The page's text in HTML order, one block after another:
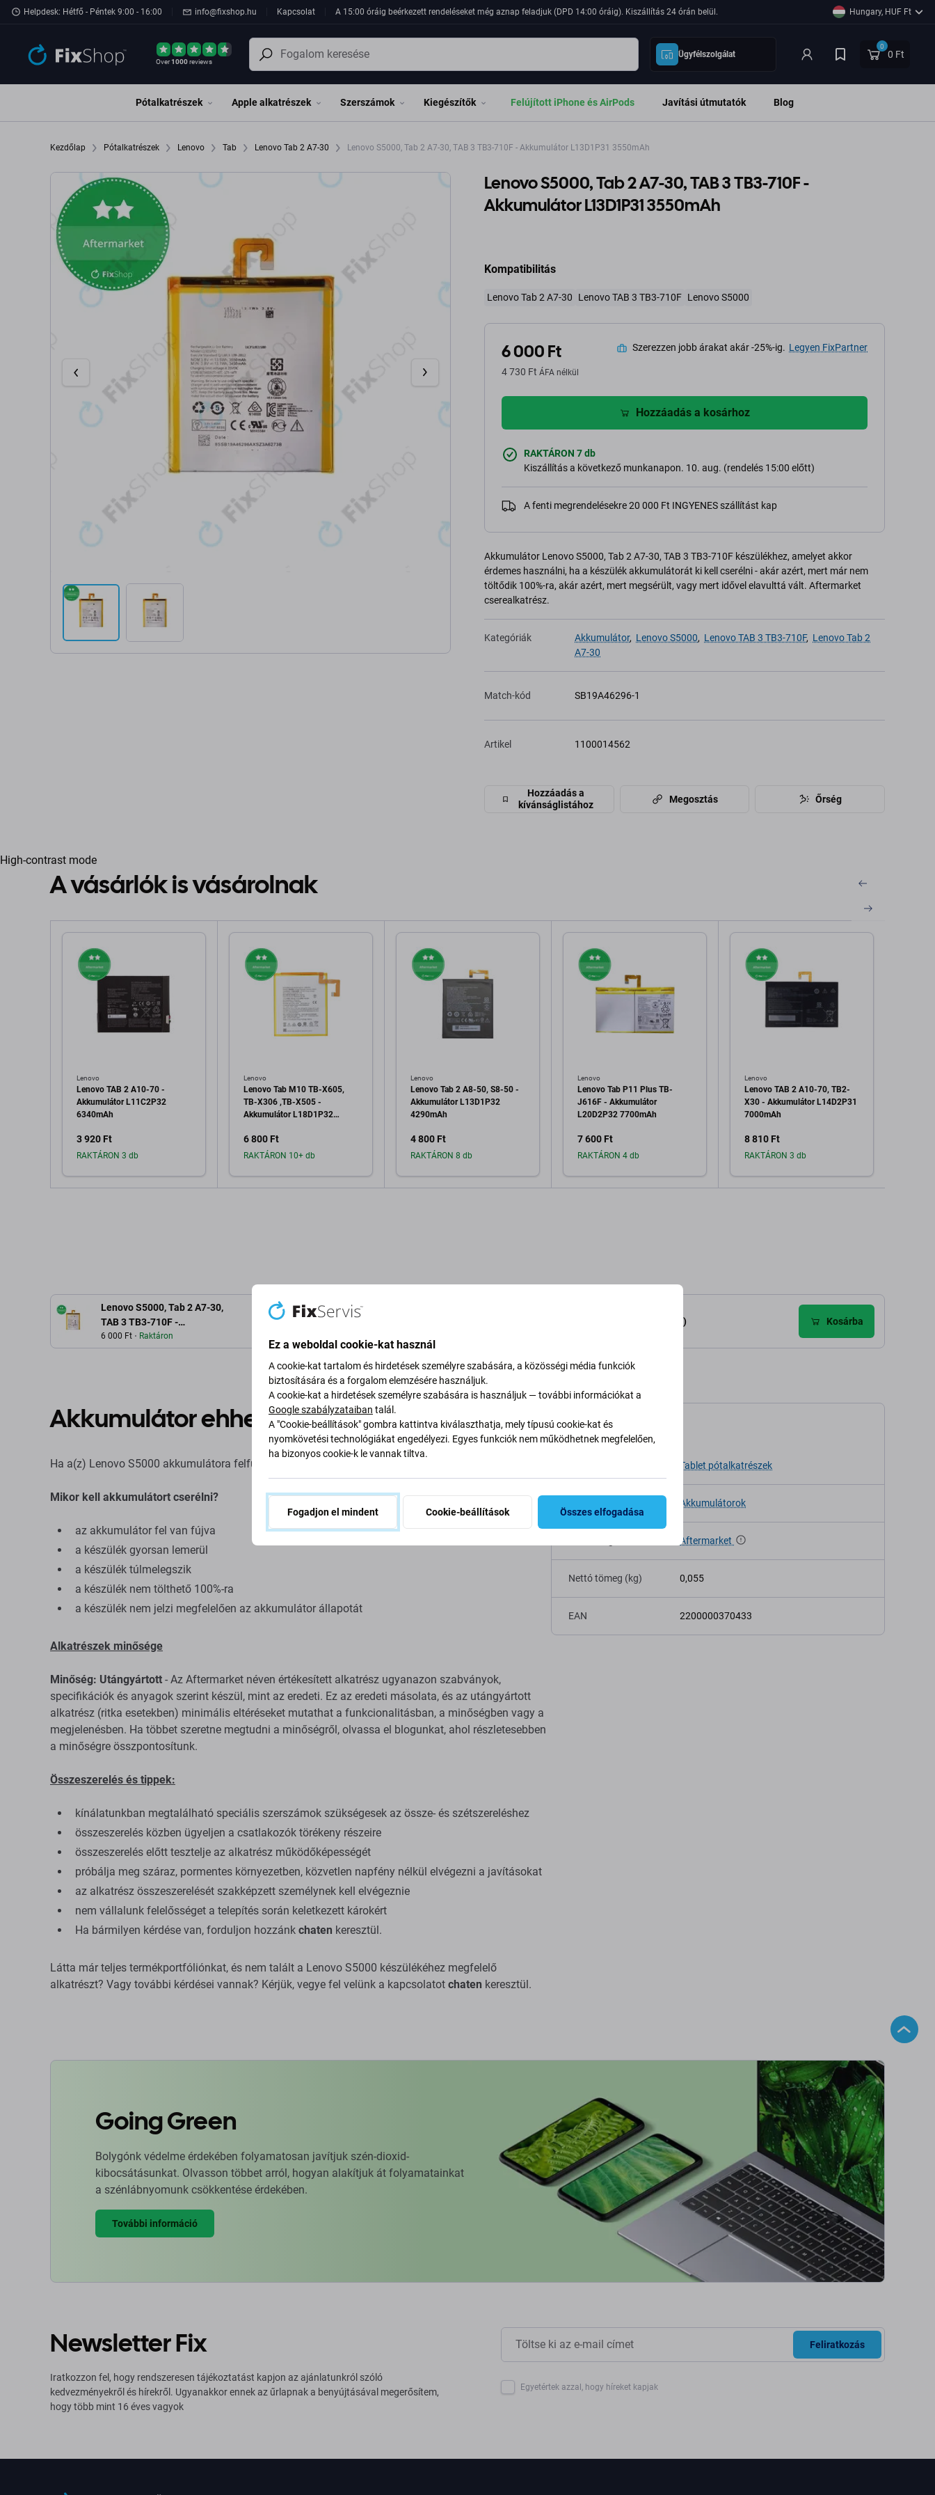
Ugrás az oldal fő részéhez
Helpdesk: Hétfő - Péntek 9:00 - 16:00 info@fixshop.hu Kapcsolat A 15:00 óráig beérkezett rendeléseket még aznap feladjuk (DPD 14:00 óráig). Kiszállítás 24 órán belül. Hungary, HUF Ft
Over1000reviews
Ügyfélszolgálat
0
0 Ft
Pótalkatrészek Apple alkatrészek Szerszámok Kiegészítők Felújított iPhone és AirPods Javítási útmutatók Blog
Kezdőlap Pótalkatrészek Lenovo Tab Lenovo Tab 2 A7-30 Lenovo S5000, Tab 2 A7-30, TAB 3 TB3-710F - Akkumulátor L13D1P31 3550mAh
Lenovo S5000, Tab 2 A7-30, TAB 3 TB3-710F -
Akkumulátor L13D1P31 3550mAh
Kompatibilitás
Lenovo Tab 2 A7-30 Lenovo TAB 3 TB3-710F Lenovo S5000
6 000 Ft
4 730 Ft ÁFA nélkül
Szerezzen jobb árakat akár -25%-ig. Legyen FixPartner
Hozzáadás a kosárhoz
RAKTÁRON 7 db
Kiszállítás a következő munkanapon. 10. aug. (rendelés 15:00 előtt)
A fenti megrendelésekre 20 000 Ft INGYENES szállítást kap
Akkumulátor Lenovo S5000, Tab 2 A7-30, TAB 3 TB3-710F készülékhez, amelyet akkor
érdemes használni, ha a készülék akkumulátorát ki kell cserélni - akár azért, mert már nem
töltődik 100%-ra, akár azért, mert megsérült, vagy mert idővel elavulttá vált. Aftermarket
cserealkatrész.
Kategóriák Akkumulátor, Lenovo S5000, Lenovo TAB 3 TB3-710F, Lenovo Tab 2
A7-30
Match-kód SB19A46296-1
Artikel 1100014562
Hozzáadás a
kívánságlistához
Megosztás Őrség
High-contrast mode
A vásárlók is vásárolnak
Lenovo
Lenovo TAB 2 A10-70 -
Akkumulátor L11C2P32
6340mAh
3 920 Ft
RAKTÁRON 3 db
Lenovo
Lenovo Tab M10 TB-X605,
TB-X306 ,TB-X505 -
Akkumulátor L18D1P32
6 800 Ft
RAKTÁRON 10+ db
Lenovo
Lenovo Tab 2 A8-50, S8-50 -
Akkumulátor L13D1P32
4290mAh
4 800 Ft
RAKTÁRON 8 db
Lenovo
Lenovo Tab P11 Plus TB-
J616F - Akkumulátor
L20D2P32 7700mAh
7 600 Ft
RAKTÁRON 4 db
Lenovo
Lenovo TAB 2 A10-70, TB2-
X30 - Akkumulátor L14D2P31
7000mAh
8 810 Ft
RAKTÁRON 3 db
Lenovo S5000, Tab 2 A7-30,
TAB 3 TB3-710F -
Akkumulátor L13D1P31
3550mAh
6 000 Ft Raktáron
Leírás és specifikáció Vélemények (6) Kosárba
Akkumulátor ehhez: Lenovo S5000
Ha a(z) Lenovo S5000 akkumulátora felfújt vagy elvesztette a kapacitását, ki kell cserélni.
Mikor kell akkumulátort cserélni?
az akkumulátor fel van fújva
a készülék gyorsan lemerül
a készülék túlmelegszik
a készülék nem tölthető 100%-ra
a készülék nem jelzi megfelelően az akkumulátor állapotát
Alkatrészek minősége
Minőség: Utángyártott - Az Aftermarket néven értékesített alkatrész ugyanazon szabványok,
specifikációk és anyagok szerint készül, mint az eredeti. Ez az eredeti másolata, és az utángyártott
alkatrész (ritka esetekben) minimális eltéréseket mutathat a funkcionalitásban, a minőségben vagy a
megjelenésben. Ha többet szeretne megtudni a minőségről, olvassa el blogunkat, ahol részletesebben
a minőségre összpontosítunk.
Összeszerelés és tippek:
kínálatunkban megtalálható speciális szerszámok szükségesek az össze- és szétszereléshez
összeszerelés közben ügyeljen a csatlakozók törékeny részeire
összeszerelés előtt tesztelje az alkatrész működőképességét
próbálja meg száraz, pormentes környezetben, közvetlen napfény nélkül elvégezni a javításokat
az alkatrész összeszerelését szakképzett személynek kell elvégeznie
nem vállalunk felelősséget a telepítés során keletkezett károkért
Ha bármilyen kérdése van, forduljon hozzánk chaten keresztül.
Látta már teljes termékportfóliónkat, és nem talált a Lenovo S5000 készülékéhez megfelelő
alkatrészt? Vagy további kérdései vannak? Kérjük, vegye fel velünk a kapcsolatot chaten keresztül.
Specifikáció
Tablet pótalkatrészek
Akkumulátorok
Aftermarket
Nettó tömeg (kg) 0,055
EAN 2200000370433
Going Green
Bolygónk védelme érdekében folyamatosan javítjuk szén-dioxid-
kibocsátásunkat. Olvasson többet arról, hogyan alakítjuk át folyamatainkat
a szénlábnyomunk csökkentése érdekében.
További információ
Newsletter Fix
Iratkozzon fel, hogy rendszeresen tájékoztatást kapjon az ajánlatunkról szóló
kedvezményekről és hírekről. Ugyanakkor ennek az űrlapnak a benyújtásával megerősítem,
hogy több mint 16 éves vagyok
Feliratkozás
Egyetértek azzal, hogy híreket kapjak
Ez a weboldal cookie-kat használ
A cookie-kat tartalom és hirdetések személyre szabására, a közösségi média funkciók
biztosítására és a forgalom elemzésére használjuk.
A cookie-kat a hirdetések személyre szabására is használjuk — további információkat a
Google szabályzataiban talál.
A "Cookie-beállítások" gombra kattintva kiválaszthatja, mely típusú cookie-kat és
nyomkövetési technológiákat engedélyezi. Egyes funkciók nem működhetnek megfelelően,
ha bizonyos cookie-k le vannak tiltva.
Fogadjon el mindent Cookie-beállítások Összes elfogadása